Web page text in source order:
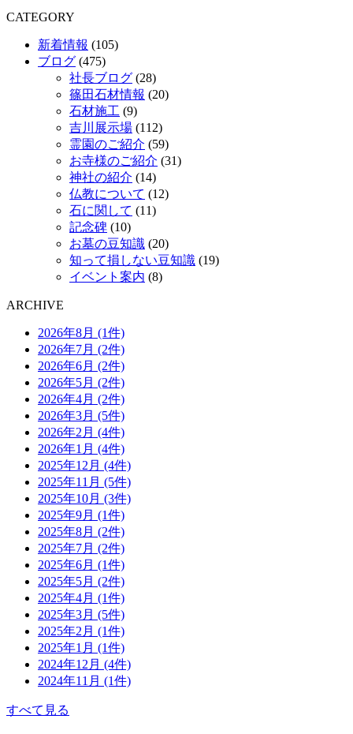
CATEGORY
新着情報 (105)
ブログ (475)
社長ブログ (28)
篠田石材情報 (20)
石材施工 (9)
吉川展示場 (112)
霊園のご紹介 (59)
お寺様のご紹介 (31)
神社の紹介 (14)
仏教について (12)
石に関して (11)
記念碑 (10)
お墓の豆知識 (20)
知って損しない豆知識 (19)
イベント案内 (8)
ARCHIVE
2026年8月 (1件)
2026年7月 (2件)
2026年6月 (2件)
2026年5月 (2件)
2026年4月 (2件)
2026年3月 (5件)
2026年2月 (4件)
2026年1月 (4件)
2025年12月 (4件)
2025年11月 (5件)
2025年10月 (3件)
2025年9月 (1件)
2025年8月 (2件)
2025年7月 (2件)
2025年6月 (1件)
2025年5月 (2件)
2025年4月 (1件)
2025年3月 (5件)
2025年2月 (1件)
2025年1月 (1件)
2024年12月 (4件)
2024年11月 (1件)
すべて見る